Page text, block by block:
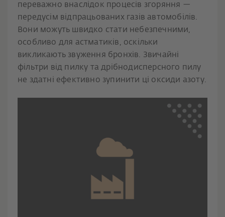
переважно внаслідок процесів згоряння —
передусім відпрацьованих газів автомобілів.
Вони можуть швидко стати небезпечними,
особливо для астматиків, оскільки
викликають звуження бронхів. Звичайні
фільтри від пилку та дрібнодисперсного пилу
не здатні ефективно зупинити ці оксиди азоту.